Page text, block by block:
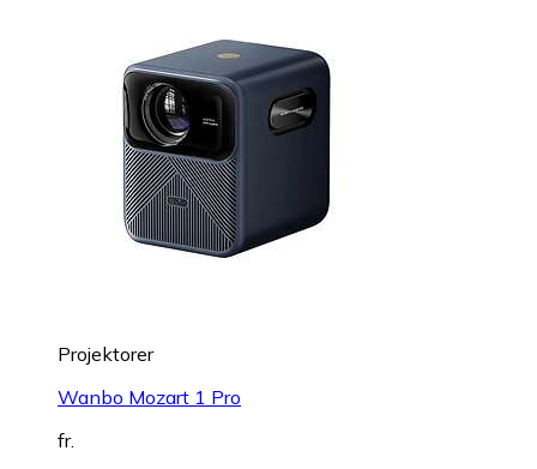
Projektorer
Wanbo Mozart 1 Pro
fr.